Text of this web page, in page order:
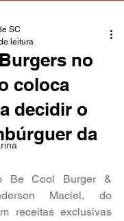
no
coloca
decidir o
da
SC
leitura
Be Cool Burger &
Maciel, do
receitas exclusivas